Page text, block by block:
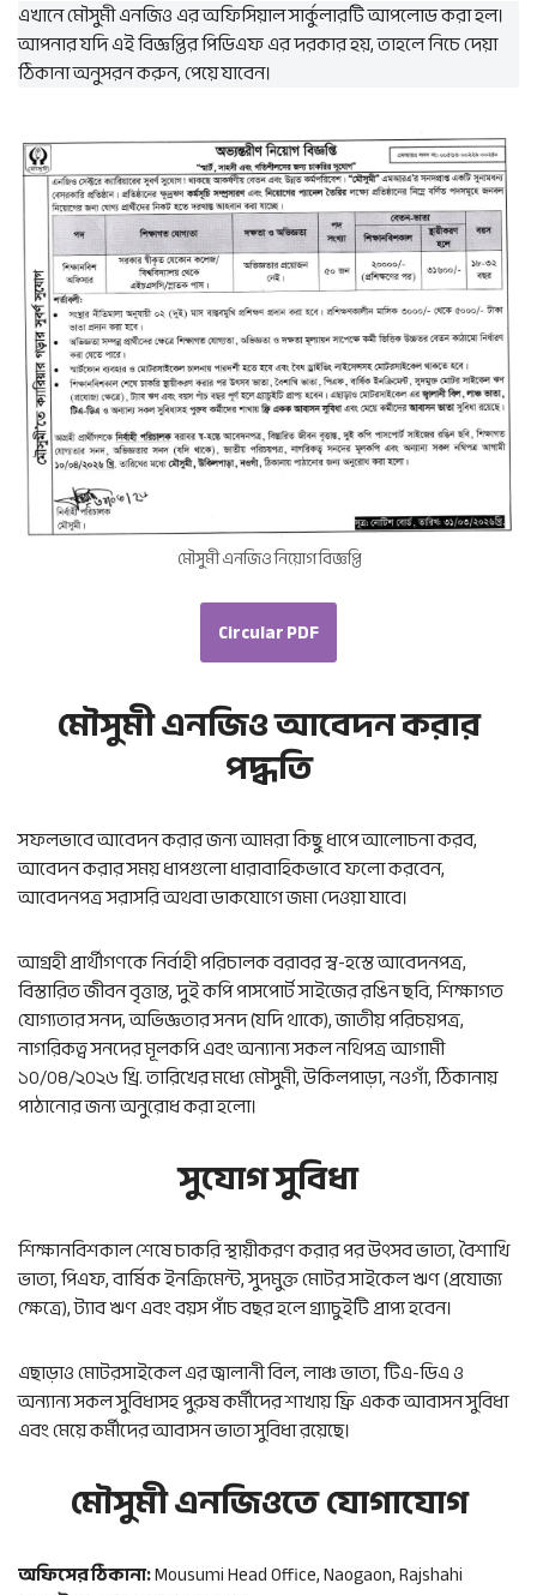
এখানে মৌসুমী এনজিও এর অফিসিয়াল সার্কুলারটি আপলোড করা হল।
আপনার যদি এই বিজ্ঞপ্তির পিডিএফ এর দরকার হয়, তাহলে নিচে দেয়া
ঠিকানা অনুসরন করুন, পেয়ে যাবেন।
মৌসুমী এনজিও নিয়োগ বিজ্ঞপ্তি
Circular PDF
মৌসুমী এনজিও আবেদন করার
পদ্ধতি
সফলভাবে আবেদন করার জন্য আমরা কিছু ধাপে আলোচনা করব,
আবেদন করার সময় ধাপগুলো ধারাবাহিকভাবে ফলো করবেন,
আবেদনপত্র সরাসরি অথবা ডাকযোগে জমা দেওয়া যাবে।
আগ্রহী প্রার্থীগণকে নির্বাহী পরিচালক বরাবর স্ব-হস্তে আবেদনপত্র,
বিস্তারিত জীবন বৃত্তান্ত, দুই কপি পাসপোর্ট সাইজের রঙিন ছবি, শিক্ষাগত
যোগ্যতার সনদ, অভিজ্ঞতার সনদ (যদি থাকে), জাতীয় পরিচয়পত্র,
নাগরিকত্ব সনদের মূলকপি এবং অন্যান্য সকল নথিপত্র আগামী
১০/০৪/২০২৬ খ্রি. তারিখের মধ্যে মৌসুমী, উকিলপাড়া, নওগাঁ, ঠিকানায়
পাঠানোর জন্য অনুরোধ করা হলো।
সুযোগ সুবিধা
শিক্ষানবিশকাল শেষে চাকরি স্থায়ীকরণ করার পর উৎসব ভাতা, বৈশাখি
ভাতা, পিএফ, বার্ষিক ইনক্রিমেন্ট, সুদমুক্ত মোটর সাইকেল ঋণ (প্রযোজ্য
ক্ষেত্রে), ট্যাব ঋণ এবং বয়স পাঁচ বছর হলে গ্র্যাচুইটি প্রাপ্য হবেন।
এছাড়াও মোটরসাইকেল এর জ্বালানী বিল, লাঞ্চ ভাতা, টিএ-ডিএ ও
অন্যান্য সকল সুবিধাসহ পুরুষ কর্মীদের শাখায় ফ্রি একক আবাসন সুবিধা
এবং মেয়ে কর্মীদের আবাসন ভাতা সুবিধা রয়েছে।
মৌসুমী এনজিওতে যোগাযোগ
অফিসের ঠিকানা:Mousumi Head Office, Naogaon, Rajshahi